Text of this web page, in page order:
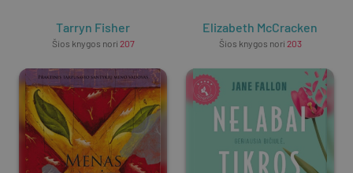
Tarryn Fisher
Šios knygos nori 207
Elizabeth McCracken
Šios knygos nori 203